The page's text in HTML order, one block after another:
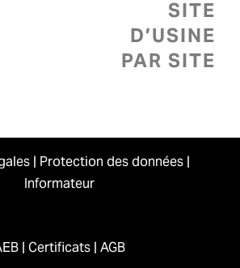
SITE
D’USINE
PAR SITE
| Protection des données |
Informateur
| Certificats| AGB